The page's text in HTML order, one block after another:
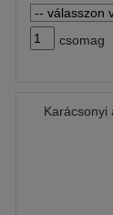
csomag
Karácsonyi